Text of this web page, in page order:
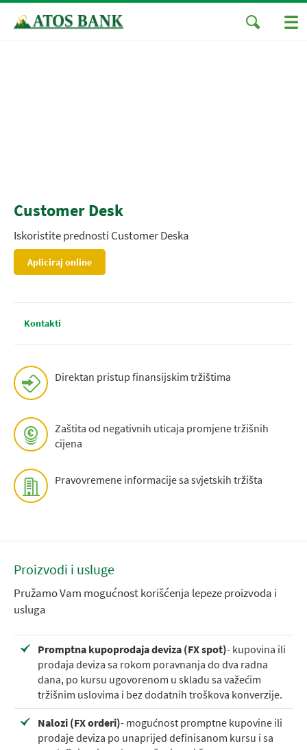
Customer Desk
Iskoristite prednosti Customer Deska
Apliciraj online
Kontakti
Direktan pristup finansijskim tržištima
Zaštita od negativnih uticaja promjene tržišnih
cijena
Pravovremene informacije sa svjetskih tržišta
Proizvodi i usluge
Pružamo Vam mogućnost korišćenja lepeze proizvoda i
usluga
Promptna kupoprodaja deviza (FX spot)- kupovina ili
prodaja deviza sa rokom poravnanja do dva radna
dana, po kursu ugovorenom u skladu sa važećim
tržišnim uslovima i bez dodatnih troškova konverzije.
Nalozi (FX orderi)- mogućnost promptne kupovine ili
prodaje deviza po unaprijed definisanom kursu i sa